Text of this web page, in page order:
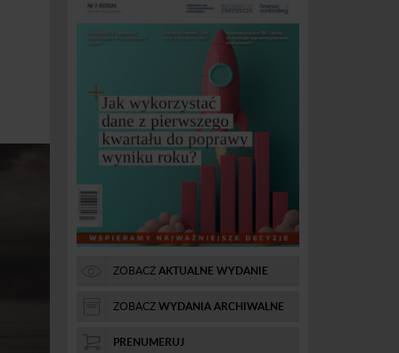
ZOBACZAKTUALNE WYDANIE
ZOBACZWYDANIA ARCHIWALNE
PRENUMERUJ